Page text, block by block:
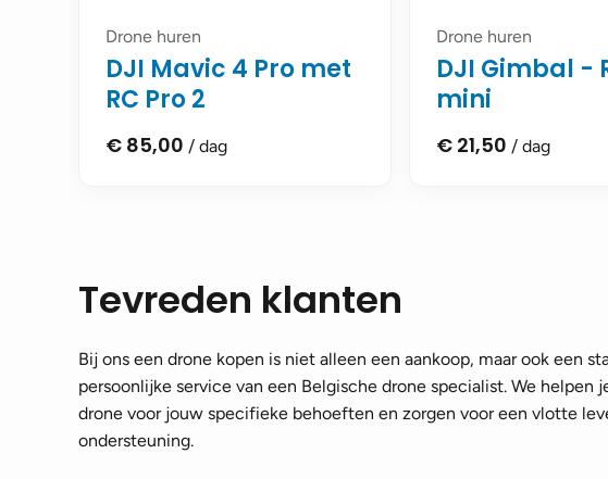
Drone huren
DJI Mavic 4 Pro met
RC Pro 2
€ 85,00 / dag
Drone huren
DJI Gimbal -
mini
€ 21,50 / dag
Tevreden klanten
Bij ons een drone kopen is niet alleen een aankoop, maar ook een
persoonlijke service van een Belgische drone specialist. We helpen
drone voor jouw specifieke behoeften en zorgen voor een vlotte
ondersteuning.